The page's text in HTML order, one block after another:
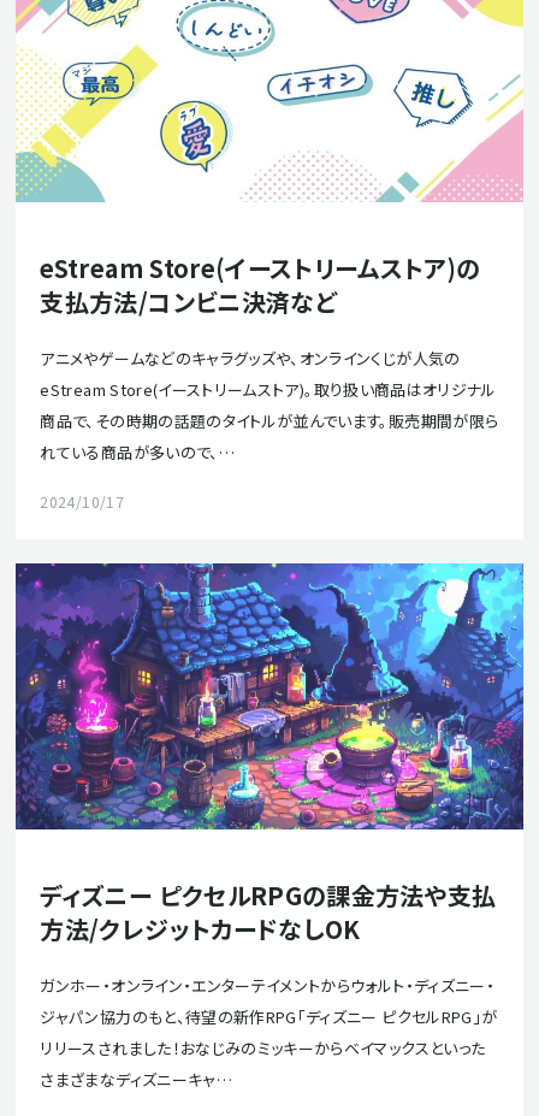
eStream Store(イーストリームストア)の
支払方法/コンビニ決済など
アニメやゲームなどのキャラグッズや、オンラインくじが人気の
eStream Store(イーストリームストア)。取り扱い商品はオリジナル
商品で、その時期の話題のタイトルが並んでいます。販売期間が限ら
れている商品が多いので、…
2024/10/17
ディズニー ピクセルRPGの課金方法や支払
方法/クレジットカードなしOK
ガンホー・オンライン・エンターテイメントからウォルト・ディズニー・
ジャパン協力のもと、待望の新作RPG「ディズニー ピクセルRPG」が
リリースされました！おなじみのミッキーからベイマックスといった
さまざまなディズニーキャ…